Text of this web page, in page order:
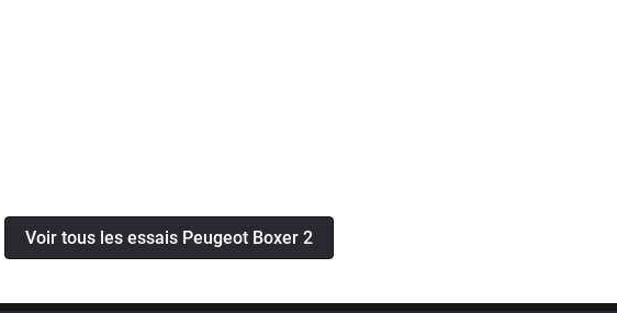
Voir tous les essais Peugeot Boxer 2